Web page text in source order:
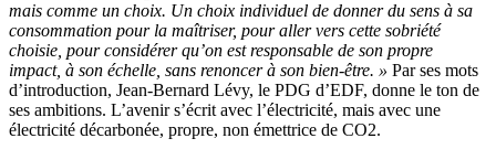
mais comme un choix. Un choix individuel de donner du sens à sa
consommation pour la maîtriser, pour aller vers cette sobriété
choisie, pour considérer qu’on est responsable de son propre
impact, à son échelle, sans renoncer à son bien-être. » Par ses mots
d’introduction, Jean-Bernard Lévy, le PDG d’EDF, donne le ton de
ses ambitions. L’avenir s’écrit avec l’électricité, mais avec une
électricité décarbonée, propre, non émettrice de CO2.